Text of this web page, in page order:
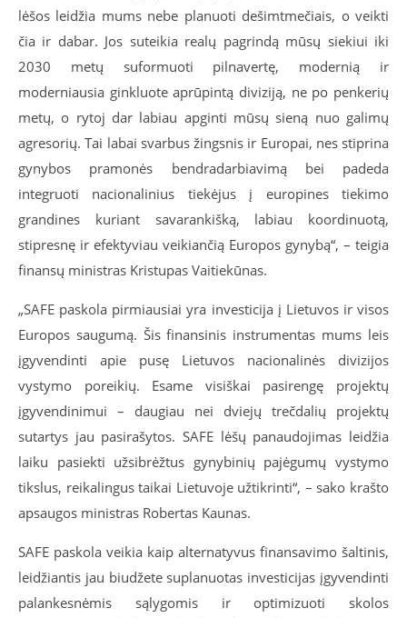
lėšos leidžia mums nebe planuoti dešimtmečiais, o veikti
čia ir dabar. Jos suteikia realų pagrindą mūsų siekiui iki
2030 metų suformuoti pilnavertę, modernią ir
moderniausia ginkluote aprūpintą diviziją, ne po penkerių
metų, o rytoj dar labiau apginti mūsų sieną nuo galimų
agresorių. Tai labai svarbus žingsnis ir Europai, nes stiprina
gynybos pramonės bendradarbiavimą bei padeda
integruoti nacionalinius tiekėjus į europines tiekimo
grandines kuriant savarankišką, labiau koordinuotą,
stipresnę ir efektyviau veikiančią Europos gynybą“, – teigia
finansų ministras Kristupas Vaitiekūnas.
„SAFE paskola pirmiausiai yra investicija į Lietuvos ir visos
Europos saugumą. Šis finansinis instrumentas mums leis
įgyvendinti apie pusę Lietuvos nacionalinės divizijos
vystymo poreikių. Esame visiškai pasirengę projektų
įgyvendinimui – daugiau nei dviejų trečdalių projektų
sutartys jau pasirašytos. SAFE lėšų panaudojimas leidžia
laiku pasiekti užsibrėžtus gynybinių pajėgumų vystymo
tikslus, reikalingus taikai Lietuvoje užtikrinti“, – sako krašto
apsaugos ministras Robertas Kaunas.
SAFE paskola veikia kaip alternatyvus finansavimo šaltinis,
leidžiantis jau biudžete suplanuotas investicijas įgyvendinti
palankesnėmis sąlygomis ir optimizuoti skolos